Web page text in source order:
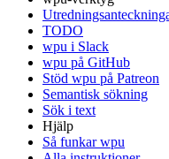
TODO
wpu i Slack
wpu på GitHub
Stöd wpu på Patreon
Semantisk sökning
Sök i text
Hjälp
Så funkar wpu